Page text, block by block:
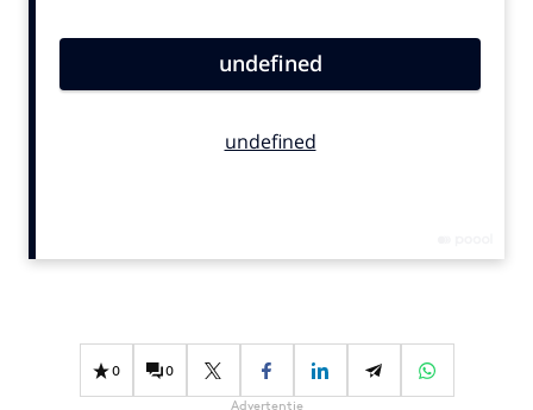
Carriere
Diversiteit
0 0
Advertentie